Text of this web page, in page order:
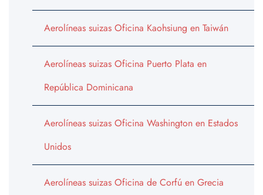
Aerolíneas suizas Oficina Kaohsiung en Taiwán
Aerolíneas suizas Oficina Puerto Plata en
República Dominicana
Aerolíneas suizas Oficina Washington en Estados
Unidos
Aerolíneas suizas Oficina de Corfú en Grecia